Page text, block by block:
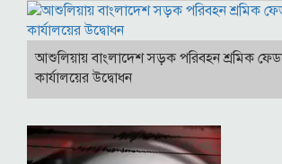
আশুলিয়ায় বাংলাদেশ সড়ক পরিবহন শ্রমিক
কার্যালয়ের উদ্বোধন